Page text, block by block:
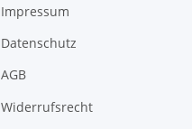
Impressum
Datenschutz
AGB
Widerrufsrecht